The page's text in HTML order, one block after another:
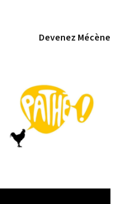
Devenez Mécène